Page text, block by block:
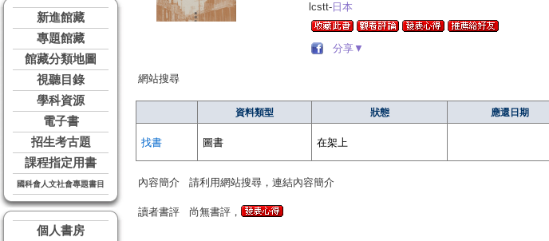
新進館藏
專題館藏
館藏分類地圖
視聽目錄
學科資源
電子書
招生考古題
課程指定用書
國科會人文社會專題書目
個人書房
lcstt- 日本
分享▼
網站搜尋
資料類型 狀態 應還日期
找書 圖書 在架上
內容簡介 請利用網站搜尋，連結內容簡介
讀者書評 尚無書評，